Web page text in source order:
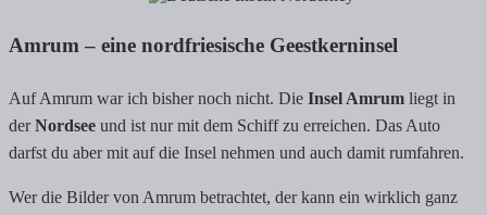
Amrum – eine nordfriesische Geestkerninsel
Auf Amrum war ich bisher noch nicht. Die Insel Amrum liegt in
derNordsee und ist nur mit dem Schiff zu erreichen. Das Auto
darfst du aber mit auf die Insel nehmen und auch damit rumfahren.
Wer die Bilder von Amrum betrachtet, der kann ein wirklich ganz